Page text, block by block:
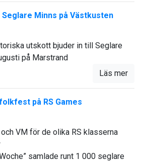
Seglare Minns på Västkusten
utskott bjuder in till Seglare
på Marstrand
Läs mer
på RS Games
VM för de olika RS klasserna
samlade runt 1 000 seglare